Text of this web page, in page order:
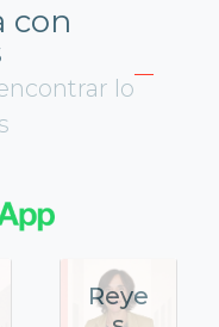
con
lo
Reye